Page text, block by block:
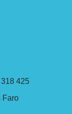
425
Faro